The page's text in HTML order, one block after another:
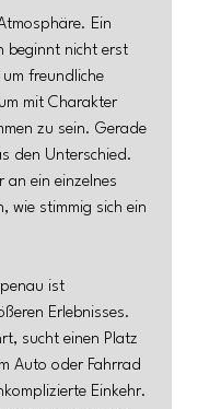
Ein
beginnt nicht erst
freundliche
mit Charakter
zu sein. Gerade
den Unterschied.
an ein einzelnes
wie stimmig sich ein
ist
Erlebnisses.
sucht einen Platz
Auto oder Fahrrad
Einkehr.